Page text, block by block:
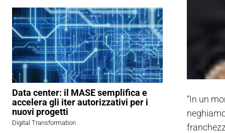
Data center: il MASE semplifica e
accelera gli iter autorizzativi per i
nuovi progetti
Digital Transformation
“In un